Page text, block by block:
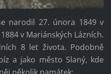
narodil 27. února 1849 v
v Mariánských Lázních.
8 let života. Podobně
a jako město Slaný, kde